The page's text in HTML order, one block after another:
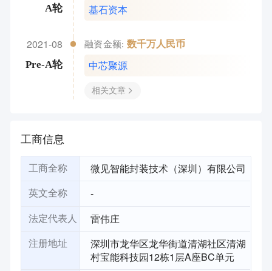
A轮 基石资本
2021-08
Pre-A轮
融资金额: 数千万人民币
中芯聚源
相关文章
工商信息
工商全称 微见智能封装技术（深圳）有限公司
英文全称 -
法定代表人 雷伟庄
注册地址
深圳市龙华区龙华街道清湖社区清湖
村宝能科技园12栋1层A座BC单元